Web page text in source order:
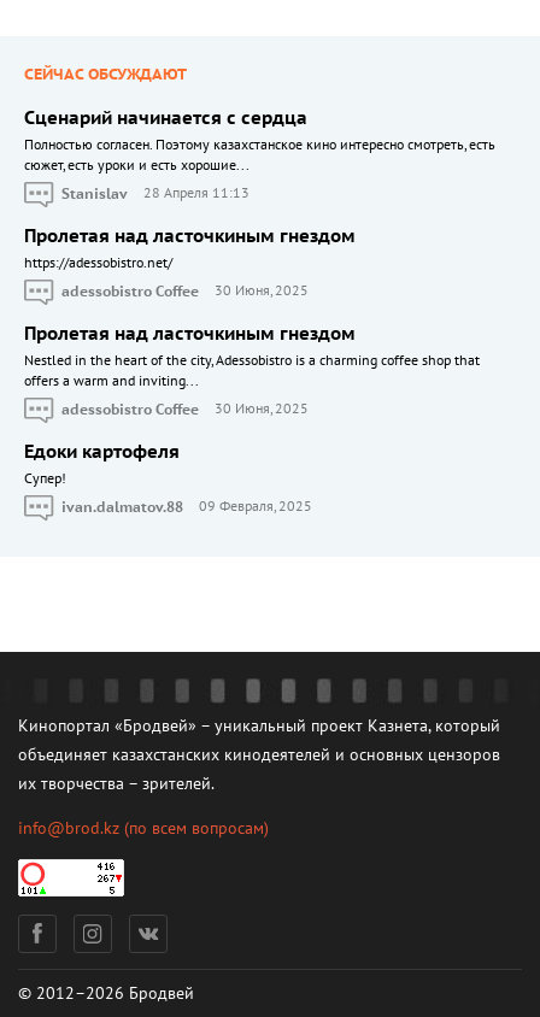
СЕЙЧАС ОБСУЖДАЮТ
Сценарий начинается с сердца
Полностью согласен. Поэтому казахстанское кино интересно смотреть, есть
сюжет, есть уроки и есть хорошие...
Stanislav
28 Апреля 11:13
Пролетая над ласточкиным гнездом
https://adessobistro.net/
adessobistro Coffee
30 Июня, 2025
Пролетая над ласточкиным гнездом
Nestled in the heart of the city, Adessobistro is a charming coffee shop that
offers a warm and inviting...
adessobistro Coffee
30 Июня, 2025
Едоки картофеля
Cупер!
ivan.dalmatov.88
09 Февраля, 2025
Кинопортал «Бродвей» – уникальный проект Казнета, который
объединяет казахстанских кинодеятелей и основных цензоров
их творчества – зрителей.
info@brod.kz (по всем вопросам)
© 2012–2026 Бродвей